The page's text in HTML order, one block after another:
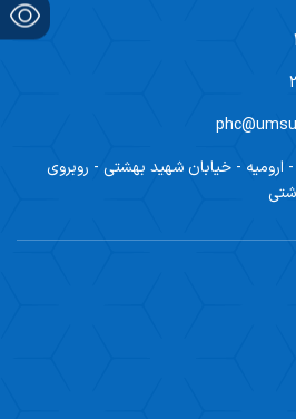
- ارومیه - خیابان شهید بهشتی - روبروی